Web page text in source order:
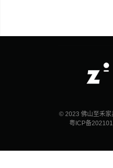
© 2023 佛山至禾家
粤ICP备